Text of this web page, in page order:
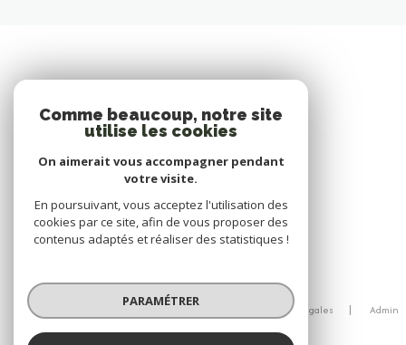
© 2026 | Tous droits réservés
Nos partenaires Mentions légales
Admin
Comme beaucoup, notre site
utilise les cookies
On aimerait vous accompagner pendant
votre visite.
En poursuivant, vous acceptez l'utilisation des
cookies par ce site, afin de vous proposer des
contenus adaptés et réaliser des statistiques !
PARAMÉTRER